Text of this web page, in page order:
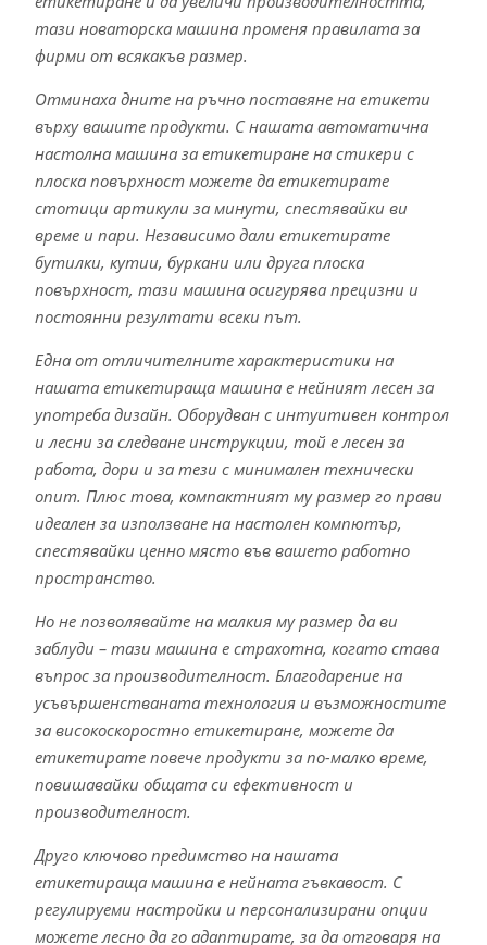
тази новаторска машина променя правилата за
фирми от всякакъв размер.
Отминаха дните на ръчно поставяне на етикети
върху вашите продукти. С нашата автоматична
настолна машина за етикетиране на стикери с
плоска повърхност можете да етикетирате
стотици артикули за минути, спестявайки ви
време и пари. Независимо дали етикетирате
бутилки, кутии, буркани или друга плоска
повърхност, тази машина осигурява прецизни и
постоянни резултати всеки път.
Една от отличителните характеристики на
нашата етикетираща машина е нейният лесен за
употреба дизайн. Оборудван с интуитивен контрол
и лесни за следване инструкции, той е лесен за
работа, дори и за тези с минимален технически
опит. Плюс това, компактният му размер го прави
идеален за използване на настолен компютър,
спестявайки ценно място във вашето работно
пространство.
Но не позволявайте на малкия му размер да ви
заблуди – тази машина е страхотна, когато става
въпрос за производителност. Благодарение на
усъвършенстваната технология и възможностите
за високоскоростно етикетиране, можете да
етикетирате повече продукти за по-малко време,
повишавайки общата си ефективност и
производителност.
Друго ключово предимство на нашата
етикетираща машина е нейната гъвкавост. С
регулируеми настройки и персонализирани опции
можете лесно да го адаптирате, за да отговаря на